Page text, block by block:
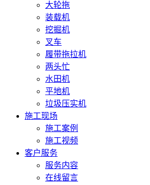
大轮拖
装载机
挖掘机
叉车
履带拖拉机
两头忙
水田机
平地机
垃圾压实机
施工现场
施工案例
施工视频
客户服务
服务内容
在线留言